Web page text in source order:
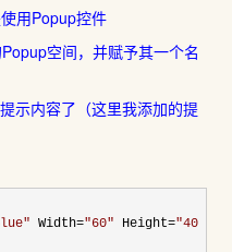
用Popup控件
空间，并赋予其一个名
示内容了（这里我添加的提
" Width="60" Height="40